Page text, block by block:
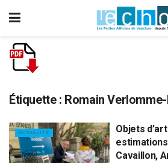
Étiquette : Romain
ACTUALITÉ
Objets
Cavaillon,